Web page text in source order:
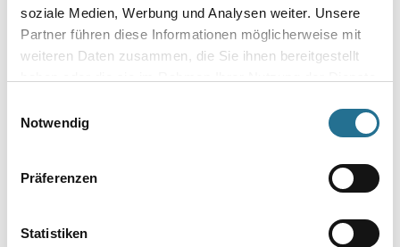
soziale Medien, Werbung und Analysen weiter. Unsere
Partner führen diese Informationen möglicherweise mit
weiteren Daten zusammen, die Sie ihnen bereitgestellt
Notwendig
Präferenzen
Statistiken
Umrechnungsfaktoren